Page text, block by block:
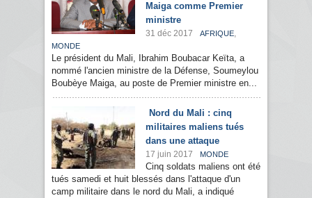
Maiga comme Premier
ministre
31 déc 2017 AFRIQUE,
MONDE
Le président du Mali, Ibrahim Boubacar Keïta, a
nommé l'ancien ministre de la Défense, Soumeylou
Boubèye Maiga, au poste de Premier ministre en...
Nord du Mali : cinq
militaires maliens tués
dans une attaque
17 juin 2017 MONDE
Cinq soldats maliens ont été
tués samedi et huit blessés dans l'attaque d'un
camp militaire dans le nord du Mali, a indiqué